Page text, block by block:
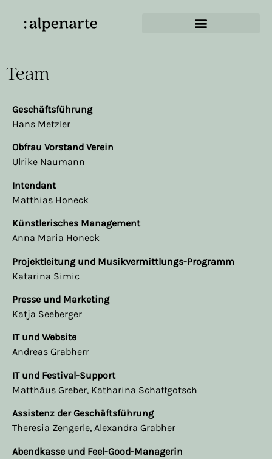
Team
Geschäftsführung
Hans Metzler
Obfrau Vorstand Verein
Ulrike Naumann
Intendant
Matthias Honeck
Künstlerisches Management
Anna Maria Honeck
Projektleitung und Musikvermittlungs-Programm
Katarina Simic
Presse und Marketing
Katja Seeberger
IT und Website
Andreas Grabherr
IT und Festival-Support
Matthäus Greber, Katharina Schaffgotsch
Assistenz der Geschäftsführung
Theresia Zengerle, Alexandra Grabher
Abendkasse und Feel-Good-Managerin